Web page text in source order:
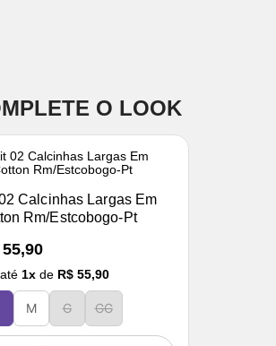
O LOOK
Calcinhas Largas Em
Rm/Estcobogo-Pt
1x de R$ 55,90
M G GG